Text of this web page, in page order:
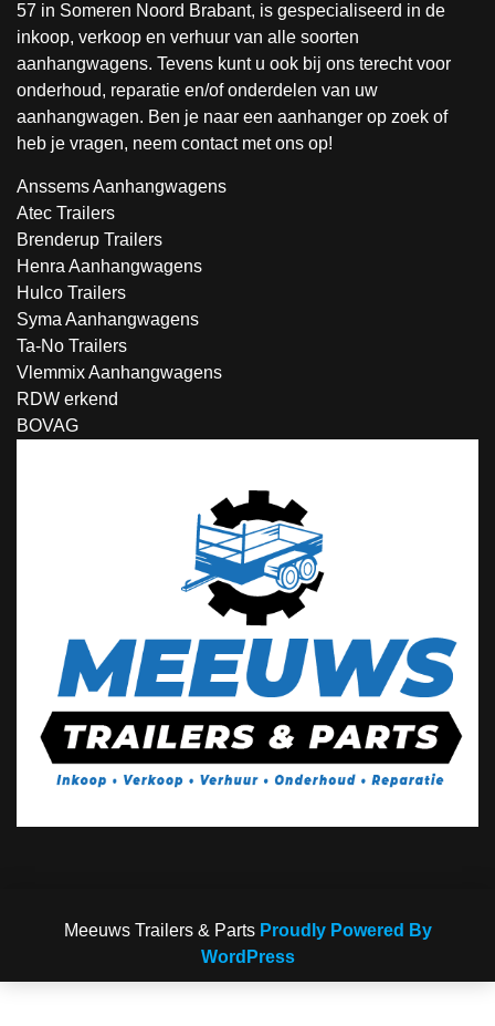
57 in Someren Noord Brabant, is gespecialiseerd in de
inkoop, verkoop en verhuur van alle soorten
aanhangwagens. Tevens kunt u ook bij ons terecht voor
onderhoud, reparatie en/of onderdelen van uw
aanhangwagen. Ben je naar een aanhanger op zoek of
heb je vragen, neem contact met ons op!
Anssems Aanhangwagens
Atec Trailers
Brenderup Trailers
Henra Aanhangwagens
Hulco Trailers
Syma Aanhangwagens
Ta-No Trailers
Vlemmix Aanhangwagens
RDW erkend
BOVAG
Meeuws Trailers & Parts Proudly Powered By
WordPress